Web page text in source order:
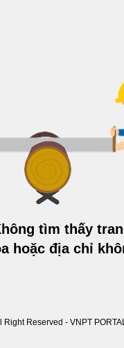
tìm thấy
hoặc địa chỉ
Right Reserved - VNPT